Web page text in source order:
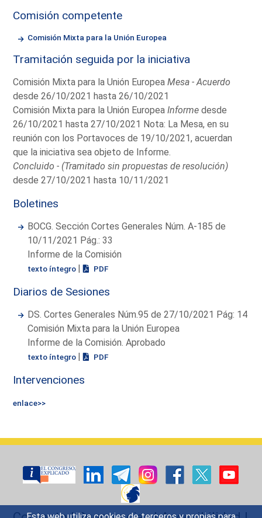
Comisión competente
Comisión Mixta para la Unión Europea
Tramitación seguida por la iniciativa
Comisión Mixta para la Unión EuropeaMesa - Acuerdo
desde 26/10/2021 hasta 26/10/2021
Comisión Mixta para la Unión EuropeaInforme desde
26/10/2021 hasta 27/10/2021 Nota: La Mesa, en su
reunión con los Portavoces de 19/10/2021, acuerdan
que la iniciativa sea objeto de Informe.
Concluido - (Tramitado sin propuestas de resolución)
desde 27/10/2021 hasta 10/11/2021
Boletines
BOCG. Sección Cortes Generales Núm. A-185 de
10/11/2021 Pág.: 33
Informe de la Comisión
texto íntegro | PDF
Diarios de Sesiones
DS. Cortes Generales Núm.95 de 27/10/2021 Pág: 14
Comisión Mixta para la Unión Europea
Informe de la Comisión. Aprobado
texto íntegro | PDF
Intervenciones
enlace>>